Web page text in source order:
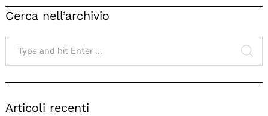
Cerca nell’archivio
Search
for:
Articoli recenti